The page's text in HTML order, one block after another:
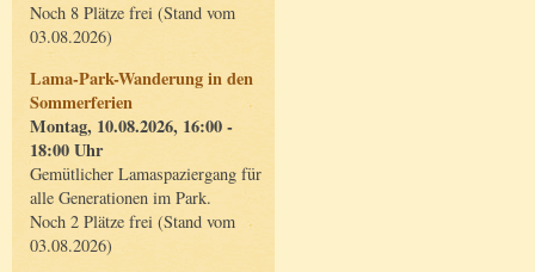
Noch 8 Plätze frei (Stand vom
03.08.2026)
Lama-Park-Wanderung in den
Sommerferien
Montag, 10.08.2026, 16:00 -
18:00 Uhr
Gemütlicher Lamaspaziergang für
alle Generationen im Park.
Noch 2 Plätze frei (Stand vom
03.08.2026)